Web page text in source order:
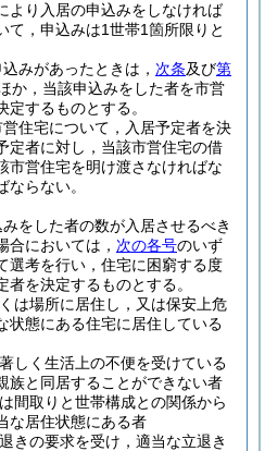
より入居の申込みをしなければ
て，申込みは1世帯1箇所限りと
みがあったときは， 次条及び第
か，当該申込みをした者を市営
するものとする。
住宅について，入居予定者を決
定者に対し，当該市営住宅の借
市営住宅を明け渡さなければな
ならない。
をした者の数が入居させるべき
合においては， 次の各号のいず
選考を行い，住宅に困窮する度
を決定するものとする。
は場所に居住し，又は保安上危
状態にある住宅に居住している
しく生活上の不便を受けている
族と同居することができない者
間取りと世帯構成との関係から
な居住状態にある者
きの要求を受け，適当な立退き